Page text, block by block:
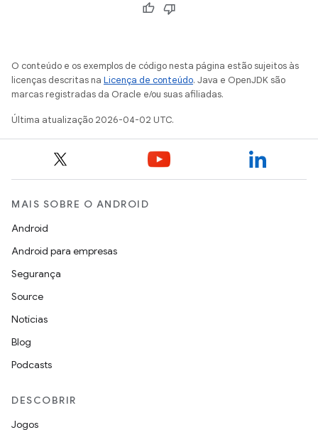
O conteúdo e os exemplos de código nesta página estão sujeitos às
licenças descritas na Licença de conteúdo. Java e OpenJDK são
marcas registradas da Oracle e/ou suas afiliadas.
Última atualização 2026-04-02 UTC.
MAIS SOBRE O ANDROID
Android
Android para empresas
Segurança
Source
Notícias
Blog
Podcasts
DESCOBRIR
Jogos